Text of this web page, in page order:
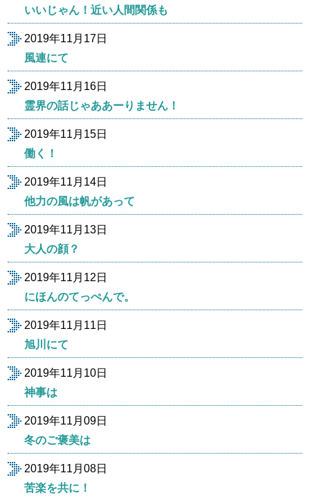
いいじゃん！近い人間関係も
2019年11月17日
風連にて
2019年11月16日
霊界の話じゃああーりません！
2019年11月15日
働く！
2019年11月14日
他力の風は帆があって
2019年11月13日
大人の顔？
2019年11月12日
にほんのてっぺんで。
2019年11月11日
旭川にて
2019年11月10日
神事は
2019年11月09日
冬のご褒美は
2019年11月08日
苦楽を共に！